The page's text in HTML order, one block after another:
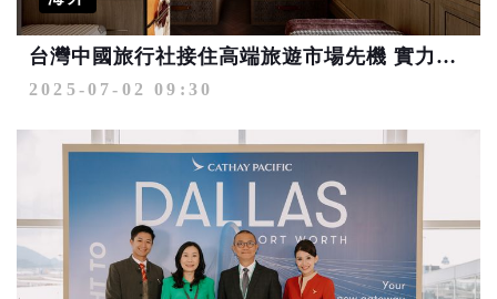
台灣中國旅行社接住高端旅遊市場先機 實力取得熊貓專列「成都號」台灣代理
2025-07-02 09:30